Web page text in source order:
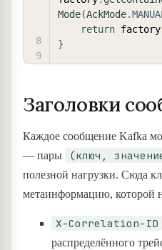
Mode(AckMode.
return factory
}
Заголовки
Каждое сообщение Kafka
— пары
(ключ,
полезной нагрузки. Сюда
метаинформацию, которой
X-Correlation-ID
распределённого